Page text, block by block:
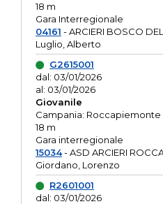
18 m
Gara Interregionale
04161 - ARCIERI BOSCO
Luglio, Alberto
G2615001
dal: 03/01/2026
al: 03/01/2026
Giovanile
Campania: Roccapiemonte
18 m
Gara interregionale
15034- ASD ARCIERI
Giordano, Lorenzo
R2601001
dal: 03/01/2026